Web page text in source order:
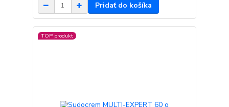
Pridať do košíka
TOP produkt